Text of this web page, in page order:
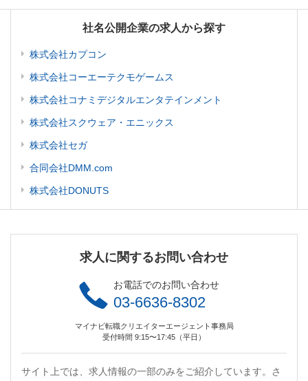
社名公開企業の求人から探す
株式会社カプコン
株式会社コーエーテクモゲームス
株式会社コナミデジタルエンタテインメント
株式会社スクウェア・エニックス
株式会社セガ
合同会社DMM.com
株式会社DONUTS
求人に関するお問い合わせ
お電話でのお問い合わせ
03-6636-8302
マイナビ転職クリエイターエージェント事務局
受付時間 9:15〜17:45（平日）
サイト上では、求人情報の一部のみをご紹介しています。さ